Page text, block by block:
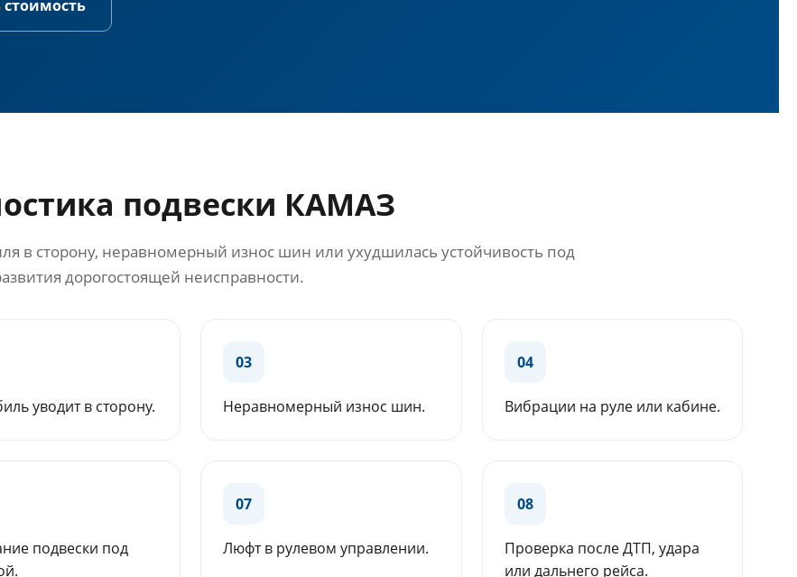
подвески КАМАЗ
в сторону, неравномерный износ шин или ухудшилась устойчивость под
дорогостоящей неисправности.
уводит в сторону.
03
Неравномерный износ шин.
04
Вибрации на руле или кабине.
подвески под
07
Люфт в рулевом управлении.
08
Проверка после ДТП, удара
или дальнего рейса.